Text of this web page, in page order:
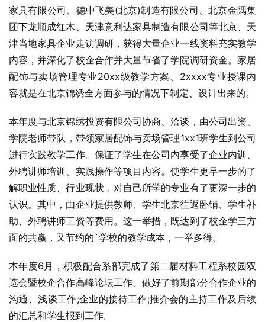
家具有限公司、德中飞美(北京)制造有限公司、北京金隅集
团下龙顺成红木、天津意利达家具制造有限公司等北京、天
津当地家具企业走访调研，获得大量企业一线资料充实教学
内容，并深化了校企合作并大量节省了学院调研资金。家居
配饰与卖场管理专业20xx级教学方案、2xxxx专业授课内
容就是在北京锦绣全方面参与的情况下制定、设计出来的。
本年度与北京锦绣投资有限公司协商、洽谈，由公司出资、
学院老师带队，带领家居配饰与卖场管理1xx1班学生到公司
进行实践教学工作。保证了学生在公司内享受了企业内训、
外聘讲师培训、实践操作等项目内容。使学生更早一步的了
解职业性质、行业现状，对自己所学的专业有了更深一步的
认识。其中，由企业提供教师、学生北京往返卧铺、学生补
助、外聘讲师工资等费用。这一举措，既达到了校企学三方
面的共赢，又节约的`学校的教学成本，一举多得。
本年度6月，积极配合系部完成了第二届材料工程系校园双
选会暨校企合作高峰论坛工作。做好了前期部分合作企业的
沟通、浅谈工作;企业的接待工作;推介会的主持工作及后续
的汇总和学生报到工作。